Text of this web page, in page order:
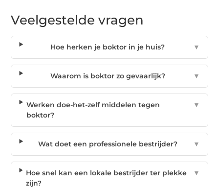
Veelgestelde vragen
Hoe herken je boktor in je huis? ▼
Waarom is boktor zo gevaarlijk? ▼
Werken doe-het-zelf middelen tegen
boktor?
▼
Wat doet een professionele bestrijder? ▼
Hoe snel kan een lokale bestrijder ter plekke
zijn?
▼